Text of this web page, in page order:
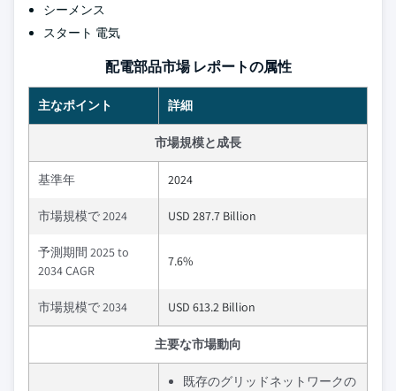
シーメンス
スタート 電気
配電部品市場 レポートの属性
主なポイント 詳細
市場規模と成長
基準年 2024
市場規模で 2024 USD 287.7 Billion
予測期間 2025 to
2034 CAGR
7.6%
市場規模で 2034 USD 613.2 Billion
主要な市場動向
既存のグリッドネットワークの